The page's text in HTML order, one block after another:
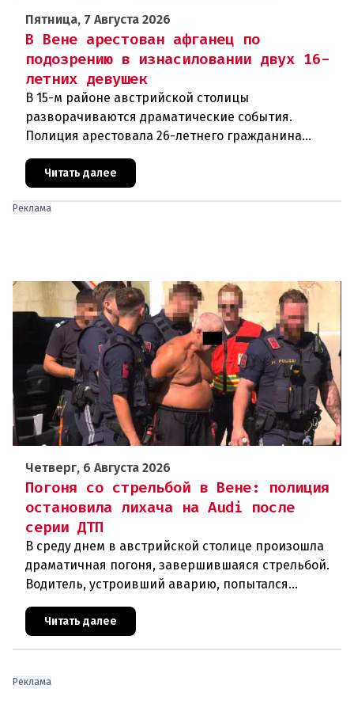
Пятница, 7 Августа 2026
В Вене арестован афганец по
подозрению в изнасиловании двух 16-
летних девушек
В 15-м районе австрийской столицы
разворачиваются драматические события.
Полиция арестовала 26-летнего гражданина
Афганистана по подозрению в изнасиловании
двух 16-летних девушек.Вызов полиции и задер
Читать далее
Реклама
Четверг, 6 Августа 2026
Погоня со стрельбой в Вене: полиция
остановила лихача на Audi после
серии ДТП
В среду днем в австрийской столице произошла
драматичная погоня, завершившаяся стрельбой.
Водитель, устроивший аварию, попытался
скрыться от полиции, спровоцировав несколько
новых столкновений.Что слу
Читать далее
Реклама